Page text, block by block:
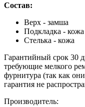
Состав:
Верх - замша
Подкладка - кожа
Стелька - кожа
Гарантийный срок 30
требующие мелкого
фурнитура (так как
гарантия не
Производитель: